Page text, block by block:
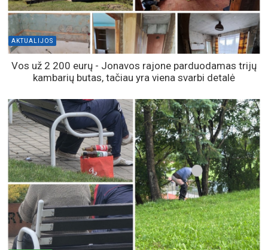
AKTUALIJOS
Vos už 2 200 eurų - Jonavos rajone parduodamas trijų
kambarių butas, tačiau yra viena svarbi detalė